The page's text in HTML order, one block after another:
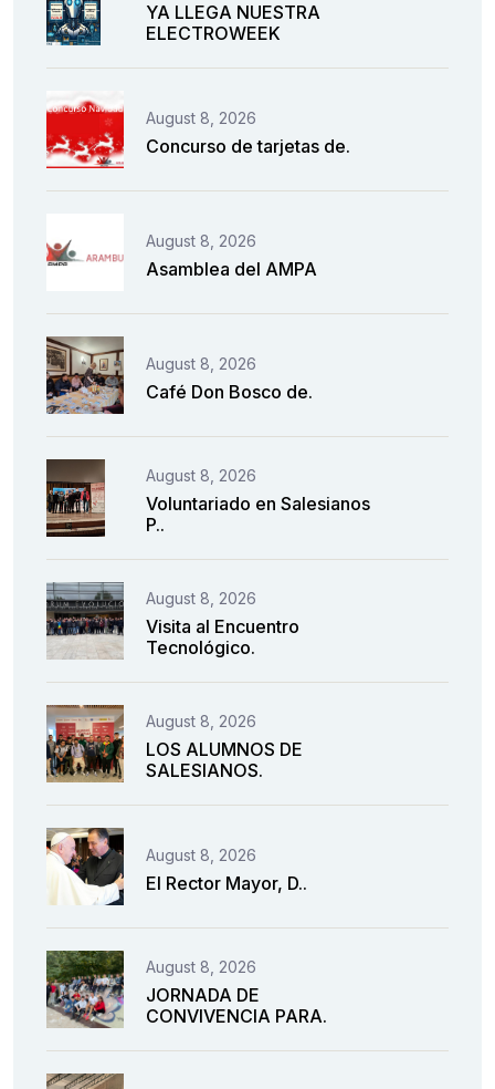
YA LLEGA NUESTRA
ELECTROWEEK
August 8, 2026
Concurso de tarjetas de.
August 8, 2026
Asamblea del AMPA
August 8, 2026
Café Don Bosco de.
August 8, 2026
Voluntariado en Salesianos
P..
August 8, 2026
Visita al Encuentro
Tecnológico.
August 8, 2026
LOS ALUMNOS DE
SALESIANOS.
August 8, 2026
El Rector Mayor, D..
August 8, 2026
JORNADA DE
CONVIVENCIA PARA.